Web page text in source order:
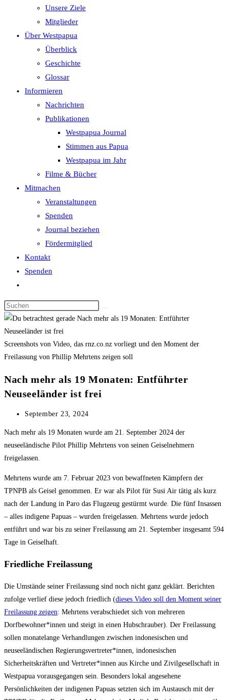
Unsere Ziele
Mitglieder
Über Westpapua
Überblick
Geschichte
Glossar
Informieren
Nachrichten
Publikationen
Westpapua Journal
Stimmen aus Papua
Westpapua im Jahr
Filme & Bücher
Mitmachen
Veranstaltungen
Spenden
Journal beziehen
Fördermitglied
Kontakt
Spenden
umschalten
Diese
Website
durchsuchen
Screenshots von Video, das rnz.co.nz vorliegt und den Moment der
Freilassung von Phillip Mehrtens zeigen soll
Nach mehr als 19 Monaten: Entführter
Neuseeländer ist frei
Beitrag
September 23, 2024
Nach mehr als 19 Monaten wurde am 21. September 2024 der
neuseeländische Pilot Phillip Mehrtens von seinen Geiselnehmern
freigelassen.
Mehrtens wurde am 7. Februar 2023 von bewaffneten Kämpfern der
TPNPB als Geisel genommen. Er war als Pilot für Susi Air tätig als kurz
nach der Landung in Paro das Flugzeug gestürmt wurde. Die fünf Insassen
– alles indigene Papuas – wurden freigelassen. Mehrtens wurde jedoch
entführt und war bis zu seiner Freilassung am 21. September insgesamt 594
Tage in Geiselhaft.
Friedliche Freilassung
Die Umstände seiner Freilassung sind noch nicht ganz geklärt. Berichten
zufolge verlief diese jedoch friedlich (dieses Video soll den Moment seiner
Freilassung zeigen: Mehrtens verabschiedet sich von mehreren
Dorfbewohner*innen und steigt in einen Hubschrauber). Der Freilassung
sollen monatelange Verhandlungen zwischen indonesischen und
neuseeländischen Regierungsvertreter*innen, indonesischen
Sicherheitskräften und Vertreter*innen aus Kirche und Zivilgesellschaft in
Westpapua vorausgegangen sein. Besonders lokal angesehene
Persönlichkeiten der indigenen Papuas setzten sich im Austausch mit der